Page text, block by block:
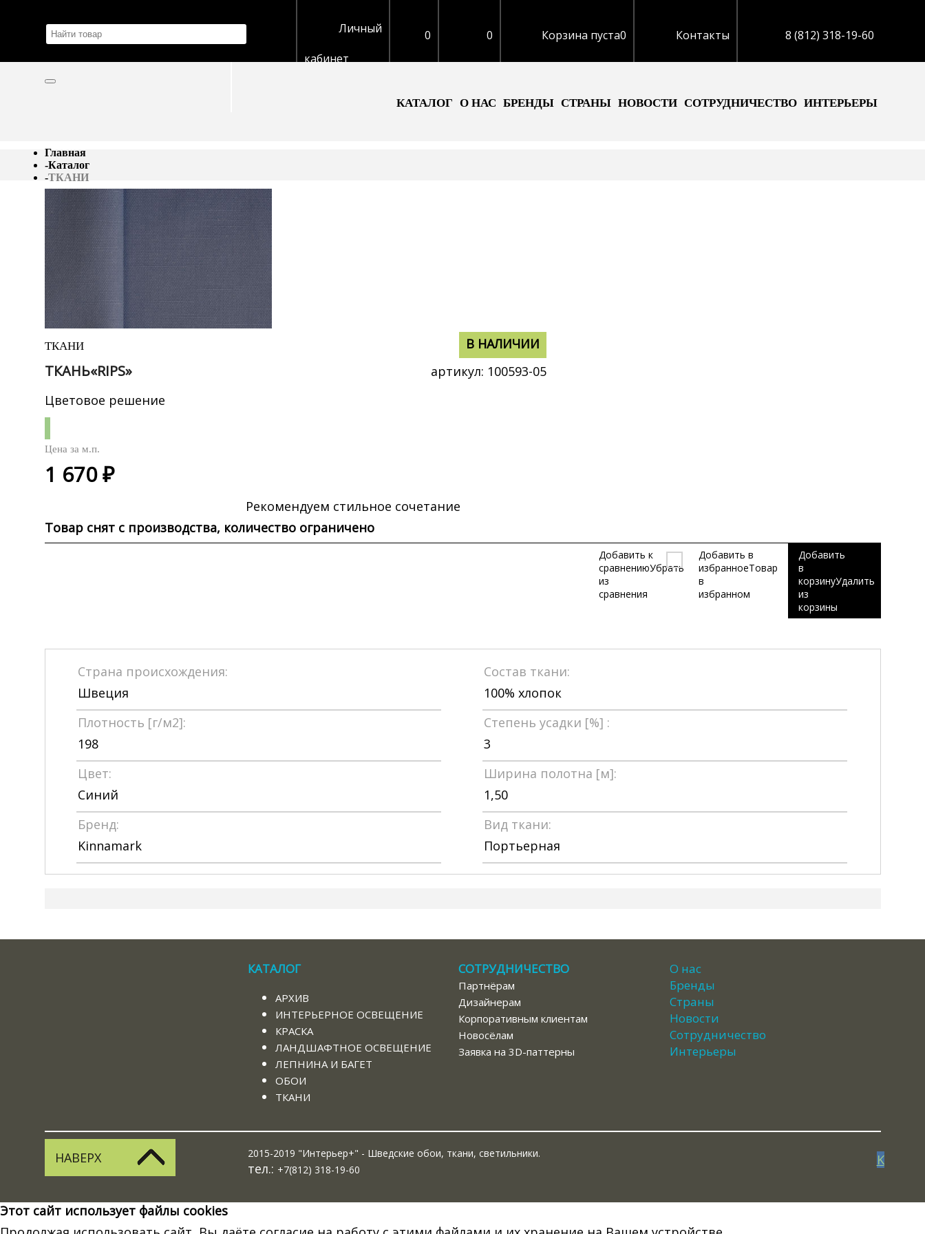
Личный
кабинет
0 0 Корзина пуста0 Контакты 8 (812) 318-19-60
КАТАЛОГ О НАС БРЕНДЫ СТРАНЫ НОВОСТИ СОТРУДНИЧЕСТВО ИНТЕРЬЕРЫ
Главная
-Каталог
-ТКАНИ
ТКАНИ
ТКАНЬ«RIPS»
В НАЛИЧИИ
артикул: 100593-05
Цветовое решение
Рекомендуем стильное сочетание
Цена за м.п.
1 670 ₽
В НАЛИЧИИ
Товар снят с производства, количество ограничено
Добавить
в
корзинуУдалить
из
корзины
Добавить в
избранноеТовар
в
избранном
Добавить к
сравнениюУбрать
из
сравнения
Страна происхождения:
Швеция
Состав ткани:
100% хлопок
Плотность [г/м2]:
198
Степень усадки [%] :
3
Цвет:
Синий
Ширина полотна [м]:
1,50
Бренд:
Kinnamark
Вид ткани:
Портьерная
КАТАЛОГ
АРХИВ
ИНТЕРЬЕРНОЕ ОСВЕЩЕНИЕ
КРАСКА
ЛАНДШАФТНОЕ ОСВЕЩЕНИЕ
ЛЕПНИНА И БАГЕТ
ОБОИ
ТКАНИ
СОТРУДНИЧЕСТВО
Партнёрам
Дизайнерам
Корпоративным клиентам
Новосёлам
Заявка на 3D-паттерны
О нас
Бренды
Страны
Новости
Сотрудничество
Интерьеры
НАВЕРХ K
2015-2019 "Интерьер+" - Шведские обои, ткани, светильники.
тел.: +7(812) 318-19-60
Этот сайт использует файлы cookies